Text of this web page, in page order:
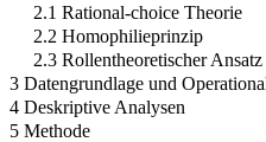
2.1 Rational-choice Theorie
2.2 Homophilieprinzip
2.3 Rollentheoretischer Ansatz
3 Datengrundlage und
4 Deskriptive Analysen
5 Methode